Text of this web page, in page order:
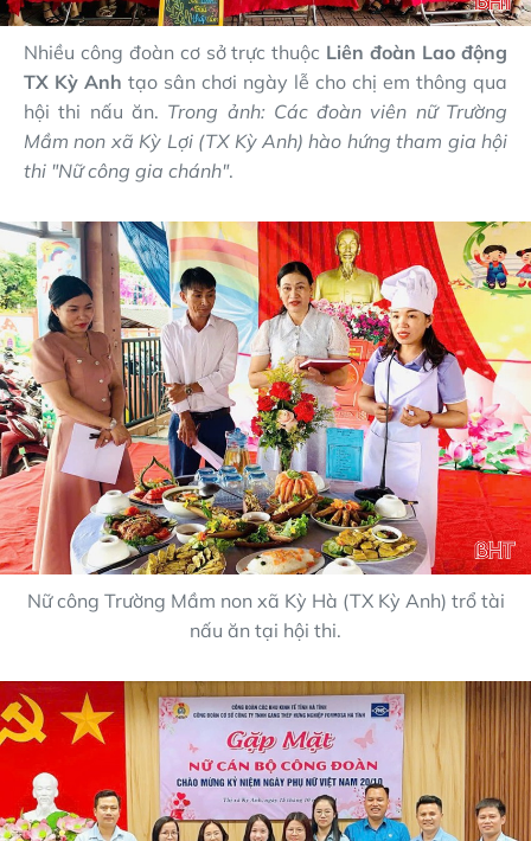
Nhiều công đoàn cơ sở trực thuộc Liên đoàn Lao động
TX Kỳ Anh tạo sân chơi ngày lễ cho chị em thông qua
hội thi nấu ăn. Trong ảnh: Các đoàn viên nữ Trường
Mầm non xã Kỳ Lợi (TX Kỳ Anh) hào hứng tham gia hội
thi "Nữ công gia chánh".
Nữ công Trường Mầm non xã Kỳ Hà (TX Kỳ Anh) trổ tài
nấu ăn tại hội thi.